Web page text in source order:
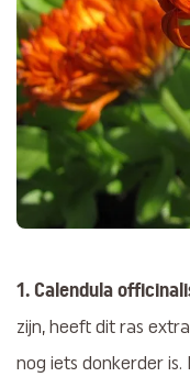
1. Calendula
zijn, heeft dit ras
nog iets donkerder is.